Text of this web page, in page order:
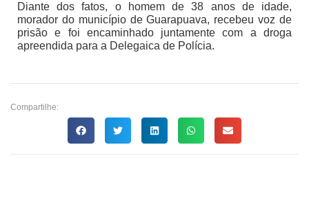
Diante dos fatos, o homem de 38 anos de idade,
morador do município de Guarapuava, recebeu voz de
prisão e foi encaminhado juntamente com a droga
apreendida para a Delegaica de Polícia.
Compartilhe: